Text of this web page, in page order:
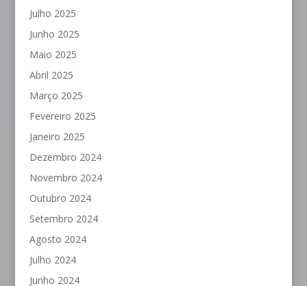
Julho 2025
Junho 2025
Maio 2025
Abril 2025
Março 2025
Fevereiro 2025
Janeiro 2025
Dezembro 2024
Novembro 2024
Outubro 2024
Setembro 2024
Agosto 2024
Julho 2024
Junho 2024